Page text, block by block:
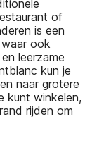
of
is een
ook
leerzame
kun je
naar grotere
kunt winkelen,
rijden om